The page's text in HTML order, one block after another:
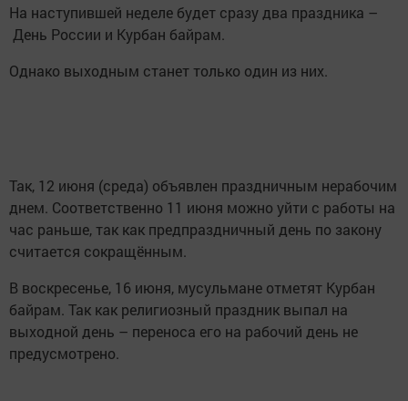
На наступившей неделе будет сразу два праздника –
День России и Курбан байрам.
Однако выходным станет только один из них.
Так, 12 июня (среда) объявлен праздничным нерабочим
днем. Соответственно 11 июня можно уйти с работы на
час раньше, так как предпраздничный день по закону
считается сокращённым.
В воскресенье, 16 июня, мусульмане отметят Курбан
байрам. Так как религиозный праздник выпал на
выходной день – переноса его на рабочий день не
предусмотрено.